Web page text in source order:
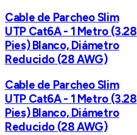
Cable de Parcheo Slim
UTP Cat6A - 1 Metro (3.28
Pies) Blanco, Diámetro
Reducido (28 AWG)
Cable de Parcheo Slim
UTP Cat6A - 1 Metro (3.28
Pies) Blanco, Diámetro
Reducido (28 AWG)